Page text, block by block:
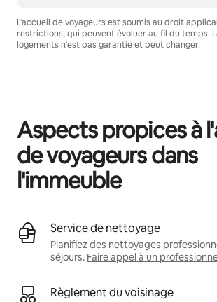
L'accueil de voyageurs est soumis au droit
restrictions, qui peuvent évoluer au fil du temps.
logements n'est pas garantie et peut changer.
Aspects propices à
de voyageurs dans
l'immeuble
Service de nettoyage
Planifiez des nettoyages
séjours. Faire appel à un
Règlement du voisinage